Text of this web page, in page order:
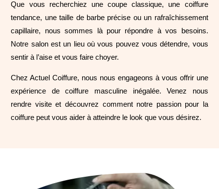
Que vous recherchiez une coupe classique, une coiffure
tendance, une taille de barbe précise ou un rafraîchissement
capillaire, nous sommes là pour répondre à vos besoins.
Notre salon est un lieu où vous pouvez vous détendre, vous
sentir à l’aise et vous faire choyer.
Chez Actuel Coiffure, nous nous engageons à vous offrir une
expérience de coiffure masculine inégalée. Venez nous
rendre visite et découvrez comment notre passion pour la
coiffure peut vous aider à atteindre le look que vous désirez.